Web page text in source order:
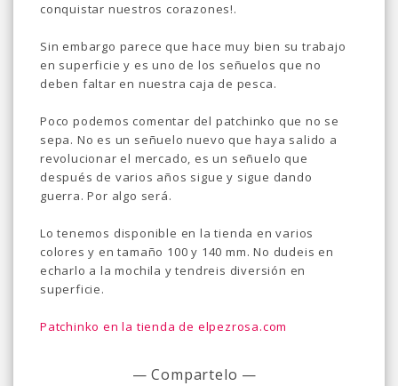
conquistar nuestros corazones!.
Sin embargo parece que hace muy bien su trabajo
en superficie y es uno de los señuelos que no
deben faltar en nuestra caja de pesca.
Poco podemos comentar del patchinko que no se
sepa. No es un señuelo nuevo que haya salido a
revolucionar el mercado, es un señuelo que
después de varios años sigue y sigue dando
guerra. Por algo será.
Lo tenemos disponible en la tienda en varios
colores y en tamaño 100 y 140 mm. No dudeis en
echarlo a la mochila y tendreis diversión en
superficie.
Patchinko en la tienda de elpezrosa.com
— Compartelo —